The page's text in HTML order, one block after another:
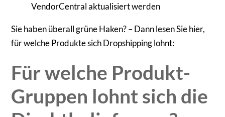
VendorCentral aktualisiert werden
Sie haben überall grüne Haken? – Dann lesen Sie hier,
für welche Produkte sich Dropshipping lohnt:
Für welche Produkt-
Gruppen lohnt sich die